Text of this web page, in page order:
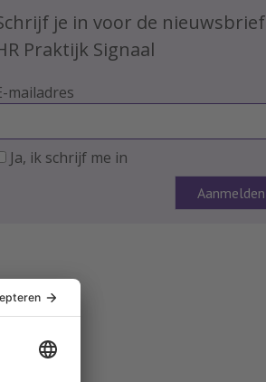
je in voor de nieuwsbrief
Praktijk Signaal
mailadres
Ja, ik schrijf me in